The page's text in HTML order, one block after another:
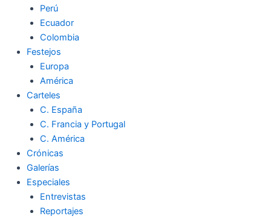
Perú
Ecuador
Colombia
Festejos
Europa
América
Carteles
C. España
C. Francia y Portugal
C. América
Crónicas
Galerías
Especiales
Entrevistas
Reportajes